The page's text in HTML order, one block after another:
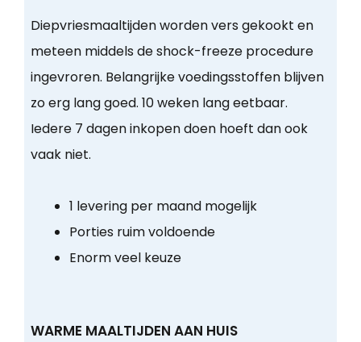
Diepvriesmaaltijden worden vers gekookt en
meteen middels de shock-freeze procedure
ingevroren. Belangrijke voedingsstoffen blijven
zo erg lang goed. 10 weken lang eetbaar.
Iedere 7 dagen inkopen doen hoeft dan ook
vaak niet.
1 levering per maand mogelijk
Porties ruim voldoende
Enorm veel keuze
WARME MAALTIJDEN AAN HUIS